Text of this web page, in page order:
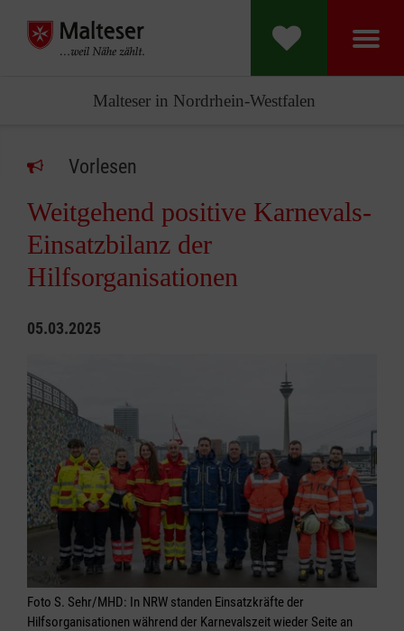
Malteser in Nordrhein-Westfalen
Vorlesen
Weitgehend positive Karnevals-
Einsatzbilanz der
Hilfsorganisationen
05.03.2025
Foto S. Sehr/MHD: In NRW standen Einsatzkräfte der
Hilfsorganisationen während der Karnevalszeit wieder Seite an